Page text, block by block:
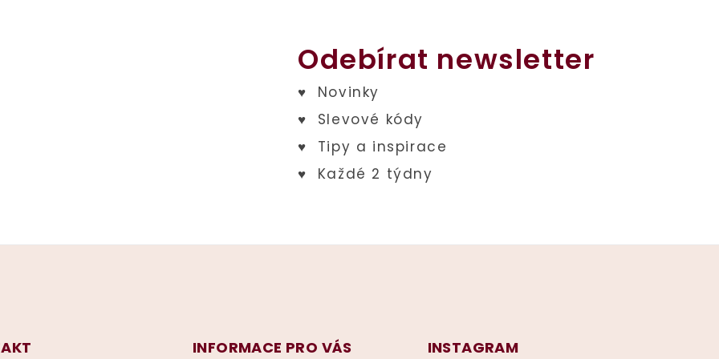
Odebírat newsletter
INFORMACE PRO VÁS INSTAGRAM